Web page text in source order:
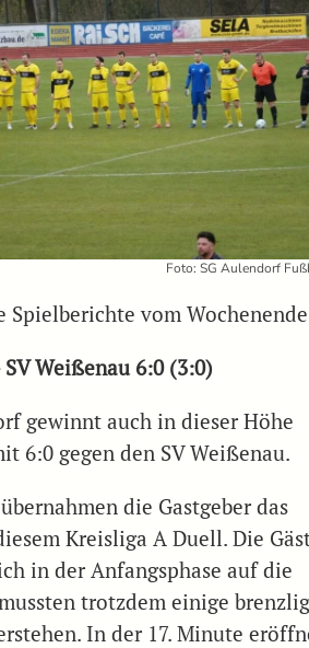
Foto: SG Aulendorf
Spielberichte vom
Weißenau 6:0 (3:0)
gewinnt auch in dieser Höhe
6:0 gegen den SV Weißenau.
die Gastgeber das
Kreisliga A Duell. Die
in der Anfangsphase auf die
trotzdem einige
In der 17. Minute